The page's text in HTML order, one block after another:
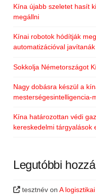
Kína újabb szeletet hasít
megállni
Kínai robotok hódítják
automatizációval
Sokkolja Németországot
Nagy dobásra készül a
mesterségesintelligencia-
Kína határozottan védi
kereskedelmi tárgyalások
Legutóbbi
tesztnév onA